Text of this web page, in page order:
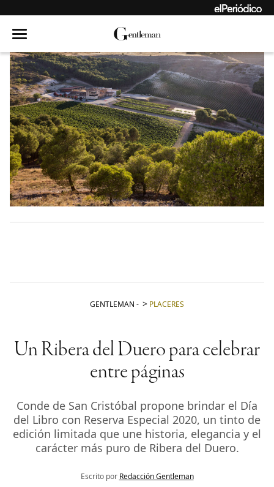
GENTLEMAN - PLACERES
Un Ribera del Duero para celebrar
entre páginas
Conde de San Cristóbal propone brindar el Día
del Libro con Reserva Especial 2020, un tinto de
edición limitada que une historia, elegancia y el
carácter más puro de Ribera del Duero.
Escrito por Redacción Gentleman